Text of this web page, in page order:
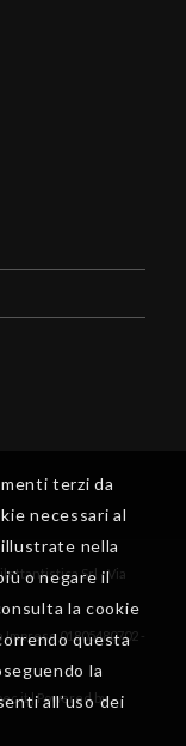
Srl - Via
Imprese 01805480702 -
| Powered by
terzi da
necessari al
nella
o negare il
la cookie
questa
la
all’uso dei